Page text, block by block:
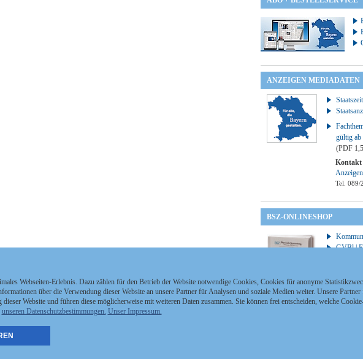
ANZEIGEN MEDIADATEN
gültig ab
(PDF
Kontakt
Tel. 089/
BSZ-ONLINESHOP
GVBl |
Anzeigen Staatszeitung
Webseiten-Erlebnis. Dazu zählen für den Betrieb der Website notwendige Cookies, Cookies für anonyme
über die Verwendung dieser Website an unsere Partner für Analysen und soziale Medien weiter. Unsere
Website und führen diese möglicherweise mit weiteren Daten zusammen. Sie können frei entscheiden, welche
unseren Datenschutzbestimmungen. Unser Impressum.